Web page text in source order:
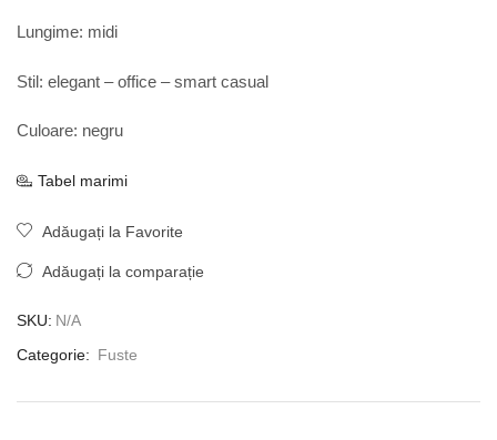
Lungime: midi
Stil: elegant – office – smart casual
Culoare: negru
Tabel marimi
Adăugați la Favorite
Adăugați la comparație
SKU: N/A
Categorie: Fuste